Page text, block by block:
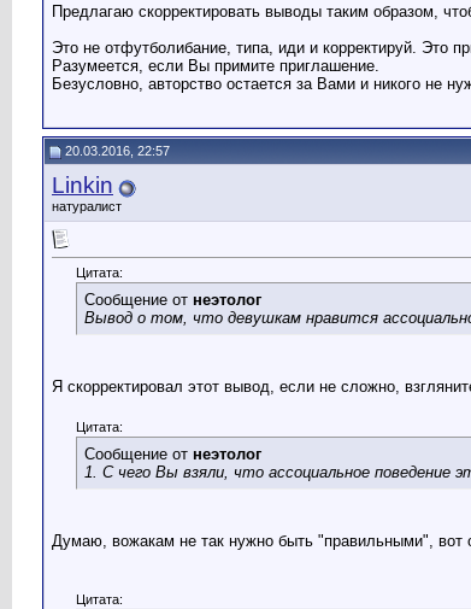
Предлагаю скорректировать выводы таким образом,
Это не отфутболибание, типа, иди и корректируй. Это
Разумеется, если Вы примите приглашение.
Безусловно, авторство остается за Вами и никого не
20.03.2016, 22:57
Linkin
натуралист
Цитата:
Сообщение от неэтолог
Вывод о том, что девушкам нравится
Я скорректировал этот вывод, если не сложно,
Цитата:
Сообщение от неэтолог
1. С чего Вы взяли, что ассоциальное поведение
Думаю, вожакам не так нужно быть "правильными", вот
Цитата: